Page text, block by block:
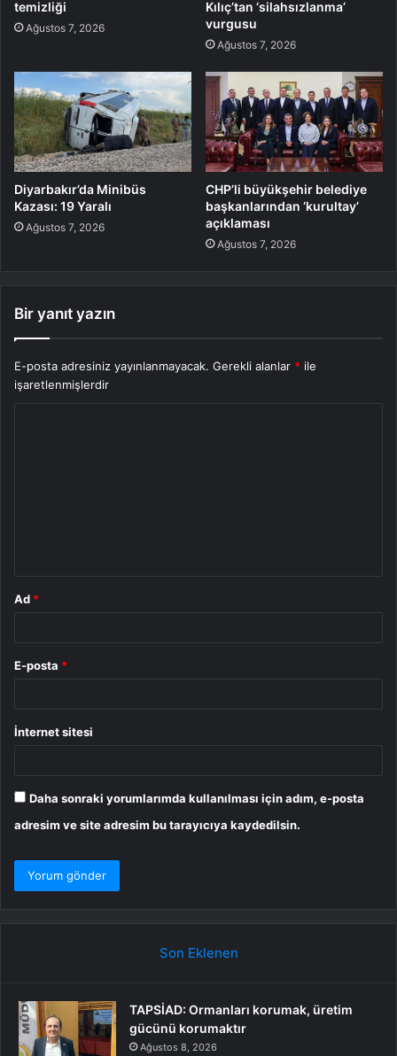
temizliği
Ağustos 7, 2026
Kılıç’tan ‘silahsızlanma’
vurgusu
Ağustos 7, 2026
Diyarbakır’da Minibüs
Kazası: 19 Yaralı
Ağustos 7, 2026
CHP’li büyükşehir belediye
başkanlarından ‘kurultay’
açıklaması
Ağustos 7, 2026
Bir yanıt yazın
E-posta adresiniz yayınlanmayacak. Gerekli alanlar * ile
işaretlenmişlerdir
Ad *
E-posta *
İnternet sitesi
Daha sonraki yorumlarımda kullanılması için adım, e-posta
adresim ve site adresim bu tarayıcıya kaydedilsin.
Son Eklenen
TAPSİAD: Ormanları korumak, üretim
gücünü korumaktır
Ağustos 8, 2026